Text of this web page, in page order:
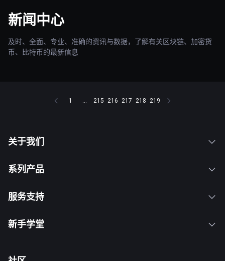
新闻中心
及时、全面、专业、准确的资讯与数据，了解有关区块链、加密货
币、比特币的最新信息
1 ... 215 216 217 218 219
关于我们
系列产品
服务支持
新手学堂